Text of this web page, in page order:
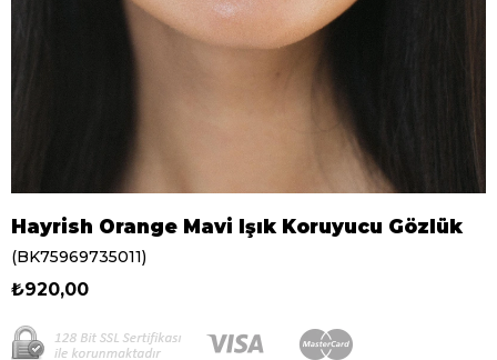
Hayrish Orange Mavi Işık Koruyucu Gözlük
(BK75969735011)
₺920,00